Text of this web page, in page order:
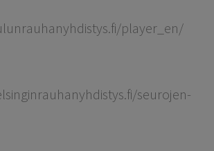
player_en/
seurojen-